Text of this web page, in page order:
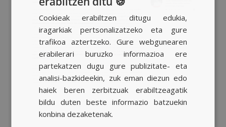
BASQUE
CATALAN
ENGLISH
Cookieak erabiltzen ditugu edukia,
iragarkiak pertsonalizatzeko eta gure
trafikoa aztertzeko. Gure webgunearen
erabilerari buruzko informazioa ere
partekatzen dugu gure publizitate- eta
analisi-bazkideekin, zuk eman diezun edo
haiek beren zerbitzuak erabiltzeagatik
bildu duten beste informazio batzuekin
konbina dezaketenak.